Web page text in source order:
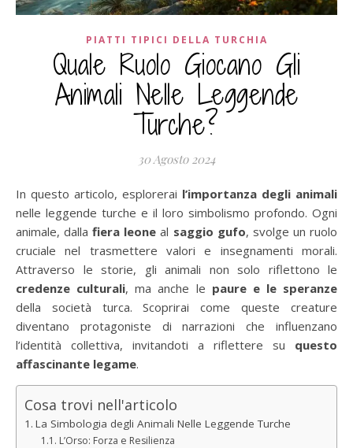
PIATTI TIPICI DELLA TURCHIA
Quale Ruolo Giocano Gli
Animali Nelle Leggende
Turche?
30 Agosto 2024
In questo articolo, esplorerai l’importanza degli animali
nelle leggende turche e il loro simbolismo profondo. Ogni
animale, dallafiera leone al saggio gufo, svolge un ruolo
cruciale nel trasmettere valori e insegnamenti morali.
Attraverso le storie, gli animali non solo riflettono le
credenze culturali, ma anche le paure e le speranze
della società turca. Scoprirai come queste creature
diventano protagoniste di narrazioni che influenzano
l’identità collettiva, invitandoti a riflettere su questo
affascinante legame.
Cosa trovi nell'articolo
La Simbologia degli Animali Nelle Leggende Turche
L’Orso: Forza e Resilienza